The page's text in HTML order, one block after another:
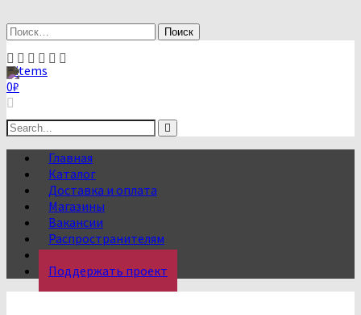
to
Найти:
0 items
0₽
Search
Главная
Каталог
Доставка и оплата
Магазины
Вакансии
Распространителям
О нас
Поддержать проект